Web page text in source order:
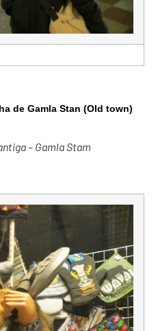
de Gamla Stan (Old town)
– Gamla Stam